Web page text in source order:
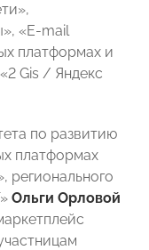
«E-mail
платформах и
Gis / Яндекс
по развитию
платформах
Ольги Орловой